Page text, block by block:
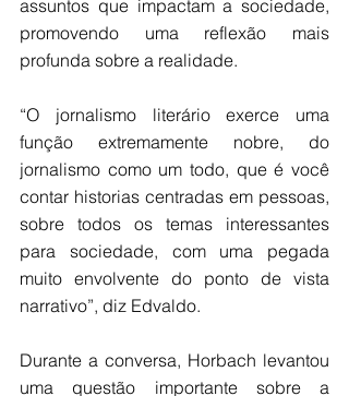
assuntos que impactam a sociedade,
promovendo uma reflexão mais
profunda sobre a realidade.
“O jornalismo literário exerce uma
função extremamente nobre, do
jornalismo como um todo, que é você
contar historias centradas em pessoas,
sobre todos os temas interessantes
para sociedade, com uma pegada
muito envolvente do ponto de vista
narrativo”, diz Edvaldo.
Durante a conversa, Horbach levantou
uma questão importante sobre a